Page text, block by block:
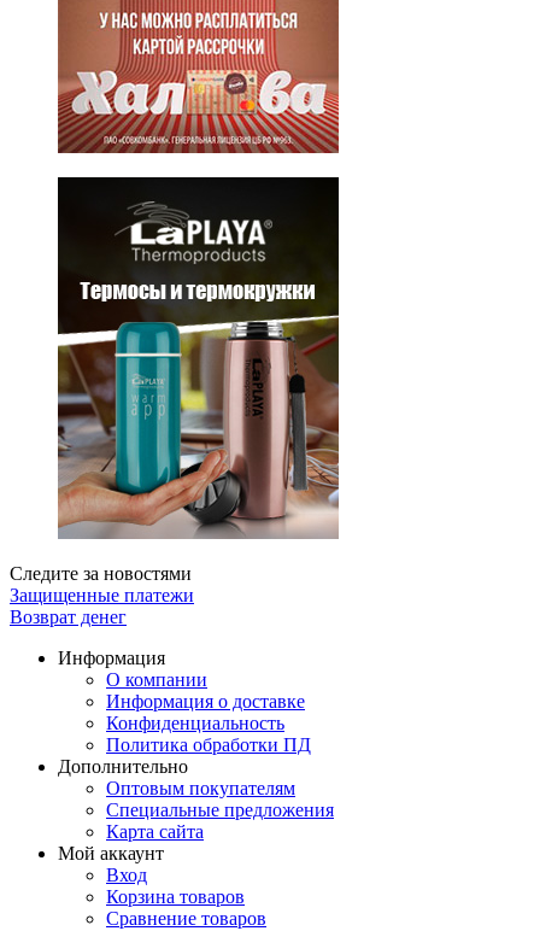
Следите за новостями
Защищенные платежи
Возврат денег
Информация
О компании
Информация о доставке
Конфиденциальность
Политика обработки ПД
Дополнительно
Оптовым покупателям
Специальные предложения
Карта сайта
Мой аккаунт
Вход
Корзина товаров
Сравнение товаров